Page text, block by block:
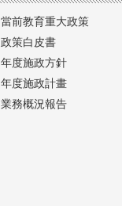
當前教育重大政策
政策白皮書
年度施政方針
年度施政計畫
業務概況報告